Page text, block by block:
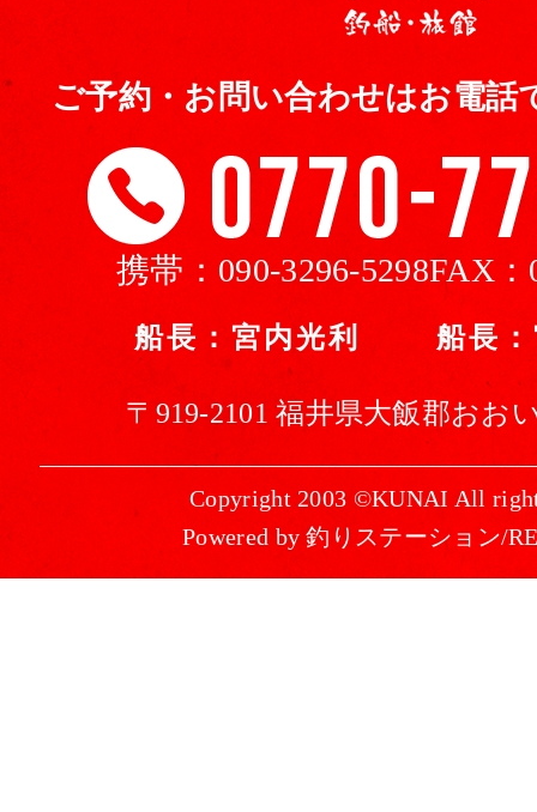
ご予約・お問い合わせはお電話
携帯： 090-3296-5298FAX：
船長：宮内光利 船長：
〒919-2101 福井県大飯郡おお
Copyright 2003 ©KUNAI All
Powered by 釣りステーション/